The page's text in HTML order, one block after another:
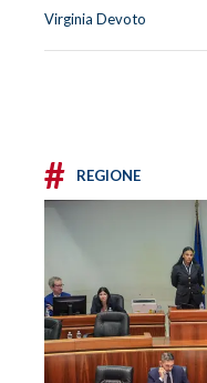
Virginia Devoto
# REGIONE